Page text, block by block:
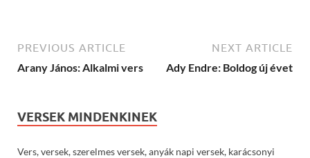
PREVIOUS ARTICLE
Arany János: Alkalmi vers
NEXT ARTICLE
Ady Endre: Boldog új évet
VERSEK MINDENKINEK
Vers, versek, szerelmes versek, anyák napi versek, karácsonyi